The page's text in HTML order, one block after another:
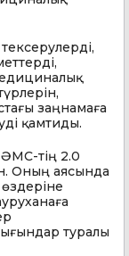
заңнамаға
қамтиды.
тің 2.0
Оның аясында
туралы